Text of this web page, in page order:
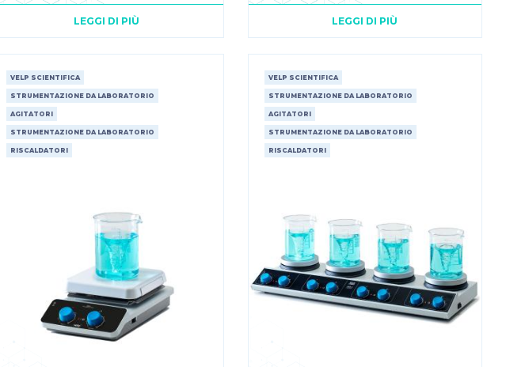
LEGGI DI PIÙ LEGGI DI PIÙ
VELP SCIENTIFICA
STRUMENTAZIONE DA LABORATORIO
AGITATORI
STRUMENTAZIONE DA LABORATORIO
RISCALDATORI
VELP SCIENTIFICA
STRUMENTAZIONE DA LABORATORIO
AGITATORI
STRUMENTAZIONE DA LABORATORIO
RISCALDATORI